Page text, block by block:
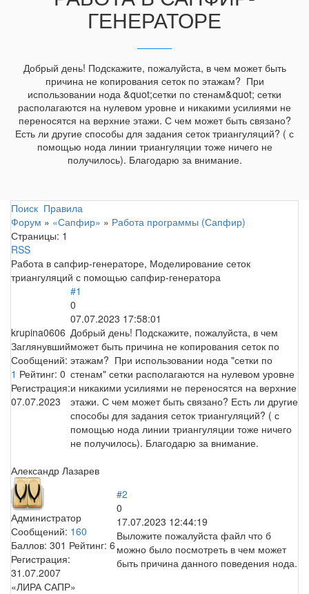
ГЕНЕРАТОРЕ
Добрый день! Подскажите, пожалуйста, в чем может быть
причина не копирования сеток по этажам? При
использовании нода &quot;сетки по стенам&quot; сетки
располагаются на нулевом уровне и никакими усилиями не
переносятся на верхние этажи. С чем может быть связано?
Есть ли другие способы для задания сеток триангуляций? ( с
помощью нода линии триангуляции тоже ничего не
получилось). Благодарю за внимание.
Поиск Правила
Форум » «Сапфир» » Работа программы (Сапфир)
Страницы: 1
RSS
Работа в сапфир-генераторе, Моделирование сеток
триангуляций с помощью сапфир-генератора
krupina0606
Заглянувший
Сообщений:
1 Рейтинг: 0
Регистрация:
07.07.2023
#1
0
07.07.2023 17:58:01
Добрый день! Подскажите, пожалуйста, в чем
может быть причина не копирования сеток по
этажам? При использовании нода "сетки по
стенам" сетки располагаются на нулевом уровне
и никакими усилиями не переносятся на верхние
этажи. С чем может быть связано? Есть ли другие
способы для задания сеток триангуляций? ( с
помощью нода линии триангуляции тоже ничего
не получилось). Благодарю за внимание.
Александр Лазарев
Администратор
Сообщений: 160
Баллов: 301 Рейтинг: 6
Регистрация:
31.07.2007
«ЛИРА САПР»
#2
0
17.07.2023 12:44:19
Выложите пожалуйста файл что б
можно было посмотреть в чем может
быть причина данного поведения нода.